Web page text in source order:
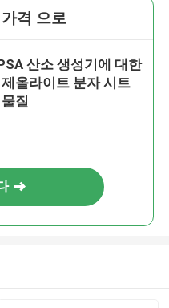
격 으로
산소 생성기에 대한
올라이트 분자 시트
질